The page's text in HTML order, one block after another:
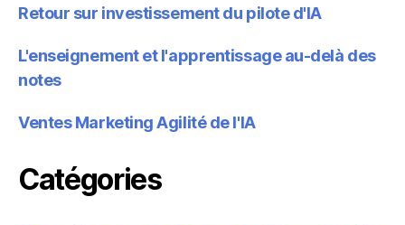
Retour sur investissement du pilote d'IA
L'enseignement et l'apprentissage au-delà des
notes
Ventes Marketing Agilité de l'IA
Catégories